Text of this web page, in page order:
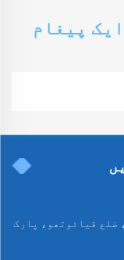
پیغام
ضلع قیائوتھو، پارک